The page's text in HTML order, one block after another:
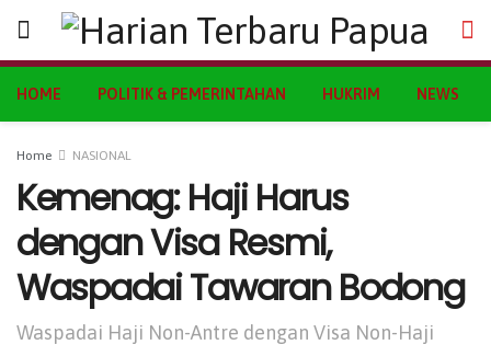
HOME POLITIK & PEMERINTAHAN HUKRIM NEWS
Home NASIONAL
Kemenag: Haji Harus
dengan Visa Resmi,
Waspadai Tawaran Bodong
Waspadai Haji Non-Antre dengan Visa Non-Haji